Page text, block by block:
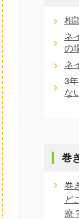
相
ネ
の
ネ
3
な
巻
巻
ど
療